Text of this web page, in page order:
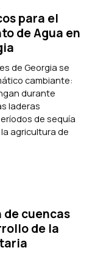
para el
de Agua en
de Georgia se
cambiante:
durante
laderas
de sequía
agricultura de
cuencas
de la